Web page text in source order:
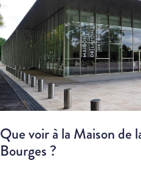
Que voir à la Maison de
Bourges ?